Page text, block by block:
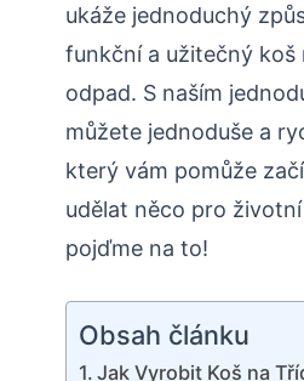
ukáže jednoduchý
funkční a užitečný koš
odpad. S naším
můžete jednoduše a
který vám pomůže
udělat něco pro
pojďme na to!
Obsah článku
Jak Vyrobit Koš na